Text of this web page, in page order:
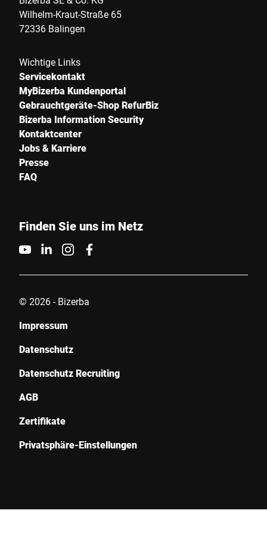
Wilhelm-Kraut-Straße 65
72336 Balingen
Wichtige Links
Servicekontakt
MyBizerba Kundenportal
Gebrauchtgeräte-Shop RefurBiz
Bizerba Information Security
Kontaktcenter
Jobs & Karriere
Presse
FAQ
Finden Sie uns im Netz
© 2026 - Bizerba
Impressum
Datenschutz
Datenschutz Recruiting
AGB
Zertifikate
Privatsphäre-Einstellungen